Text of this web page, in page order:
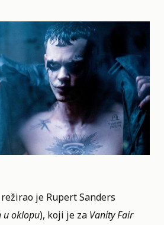
je Rupert Sanders
u oklopu), koji je za Vanity Fair